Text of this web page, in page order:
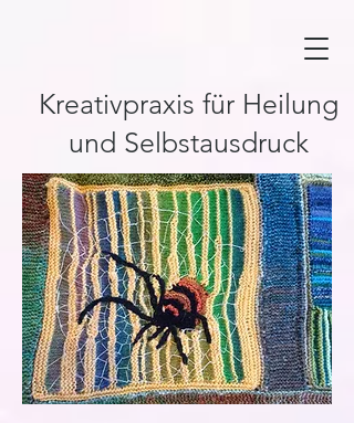
Kreativpraxis für Heilung
und Selbstausdruck